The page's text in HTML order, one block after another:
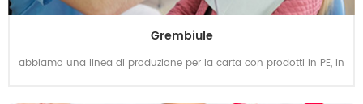
Grembiule
abbiamo una linea di produzione per la carta con prodotti in PE, in